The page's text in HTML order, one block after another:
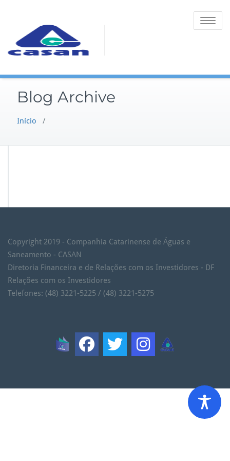
Toggle
Blog Archive
Início /
Copyright 2019 - Companhia Catarinense de Águas e
Saneamento - CASAN
Diretoria Financeira e de Relações com os Investidores - DF
Relações com os Investidores
Telefones: (48) 3221-5225 / (48) 3221-5275